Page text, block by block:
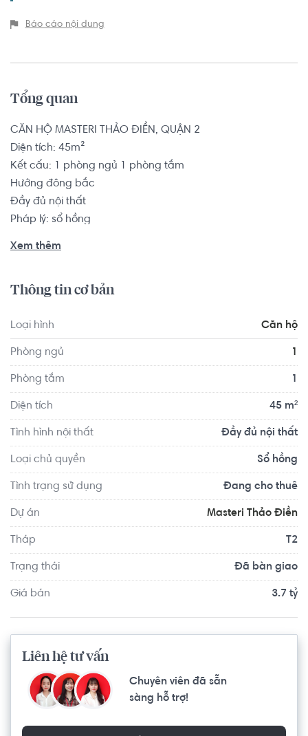
Báo cáo nội dung
Tổng quan
CĂN HỘ MASTERI THẢO ĐIỀN, QUẬN 2
Diện tích: 45m²
Kết cấu: 1 phòng ngủ 1 phòng tắm
Hướng đông bắc
Đầy đủ nội thất
Pháp lý: sổ hồng
Điền 0.4 km,...
ích về y tế, giáo dục và giải trí: Bệnh viện Quốc Tế Mỹ - AIH
1.1 km, The River Restaurant 1.6 km, Vincom Mega Mall
Xem thêm
Thông tin cơ bản
Loại hình Căn hộ
Phòng ngủ 1
Phòng tắm 1
Diện tích 45 m²
Tình hình nội thất Đầy đủ nội thất
Loại chủ quyền Sổ hồng
Tình trạng sử dụng Đang cho thuê
Dự án Masteri Thảo Điền
Tháp T2
Trạng thái Đã bàn giao
Giá bán 3.7 tỷ
Liên hệ tư vấn
Chuyên viên đã sẵn
sàng hỗ trợ!